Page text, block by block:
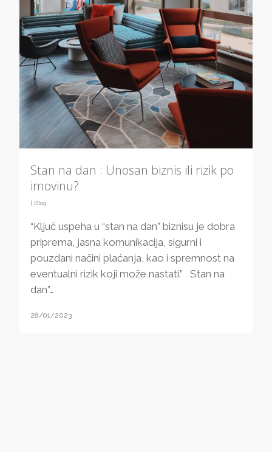
Stan na dan : Unosan biznis ili rizik po
imovinu?
| Blog
“Ključ uspeha u “stan na dan” biznisu je dobra
priprema, jasna komunikacija, sigurni i
pouzdani načini plaćanja, kao i spremnost na
eventualni rizik koji može nastati.” Stan na
dan”…
28/01/2023